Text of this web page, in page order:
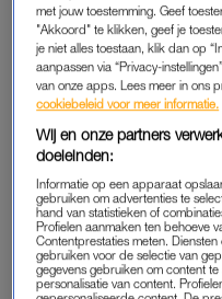
gevoel krijgt dat je er in
bank mee doorboort. Zelf
prima boormachine. Voor
drillmasteris gebouwd voor
moeten doen. Mijn vrouw
slaapkamer, recht boven
Zij houdt van dit soort
omgekeerde nesteldrang
met jouw toestemming. Geef
"Akkoord" te klikken, geef je
je niet alles toestaan, klik dan op
aanpassen via “Privacy-
van onze apps. Lees meer in ons
cookiebeleid voor meer informatie.
Wij en onze partners
doeleinden:
Informatie op een apparaat
gebruiken om advertenties te
hand van statistieken of
Profielen aanmaken ten behoeve
Contentprestaties meten.
gebruiken voor de selectie van
gegevens gebruiken om content
personalisatie van content.